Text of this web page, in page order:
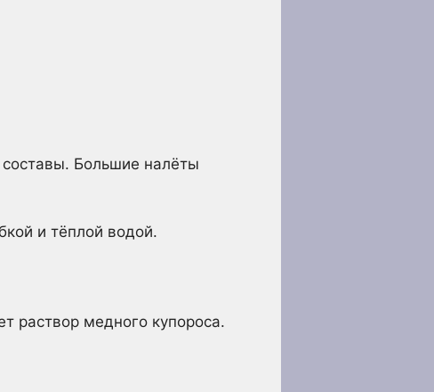
Большие налёты
и тёплой водой.
раствор медного купороса.